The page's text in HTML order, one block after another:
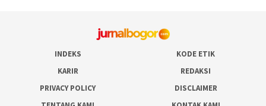
INDEKS
KODE ETIK
KARIR
REDAKSI
PRIVACY POLICY
DISCLAIMER